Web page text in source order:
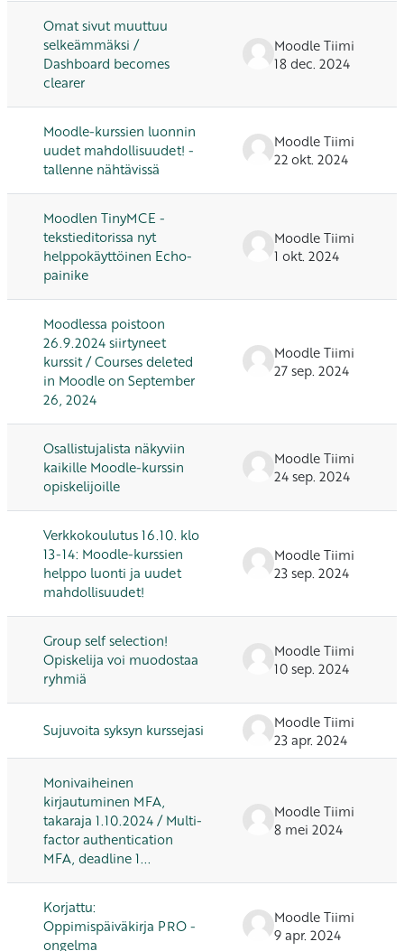
Omat sivut muuttuu
selkeämmäksi /
Dashboard becomes
clearer
Moodle Tiimi
18 dec. 2024
Moodle-kurssien luonnin
uudet mahdollisuudet! -
tallenne nähtävissä
Moodle Tiimi
22 okt. 2024
Moodlen TinyMCE -
tekstieditorissa nyt
helppokäyttöinen Echo-
painike
Moodle Tiimi
1 okt. 2024
Moodlessa poistoon
26.9.2024 siirtyneet
kurssit / Courses deleted
in Moodle on September
26, 2024
Moodle Tiimi
27 sep. 2024
Osallistujalista näkyviin
kaikille Moodle-kurssin
opiskelijoille
Moodle Tiimi
24 sep. 2024
Verkkokoulutus 16.10. klo
13-14: Moodle-kurssien
helppo luonti ja uudet
mahdollisuudet!
Moodle Tiimi
23 sep. 2024
Group self selection!
Opiskelija voi muodostaa
ryhmiä
Moodle Tiimi
10 sep. 2024
Sujuvoita syksyn kurssejasi
Moodle Tiimi
23 apr. 2024
Monivaiheinen
kirjautuminen MFA,
takaraja 1.10.2024 / Multi-
factor authentication
MFA, deadline 1...
Moodle Tiimi
8 mei 2024
Korjattu:
Oppimispäiväkirja PRO -
ongelma
Moodle Tiimi
9 apr. 2024